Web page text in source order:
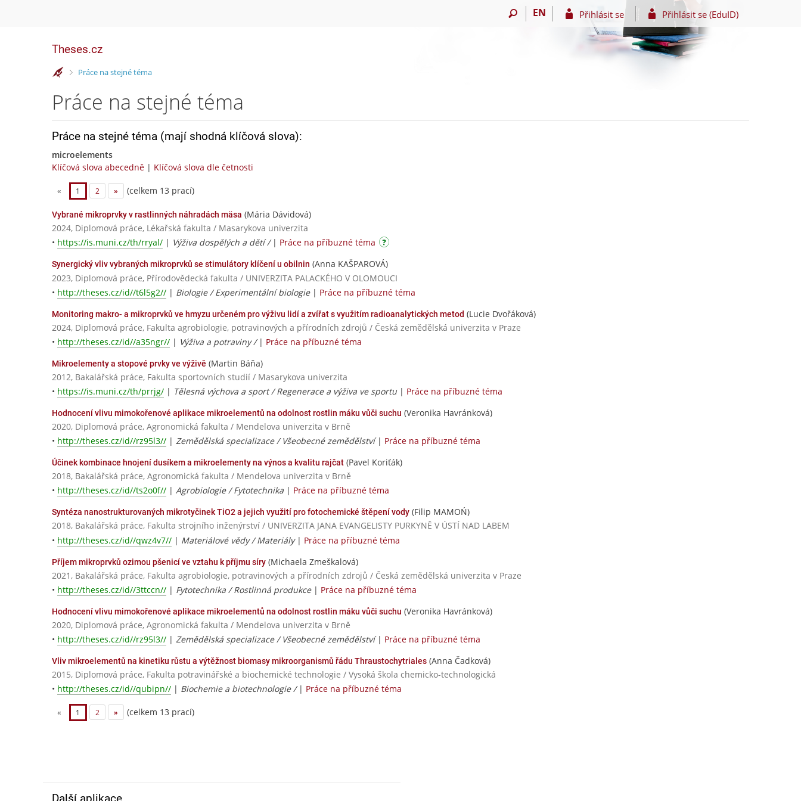
EN Přihlásit se Přihlásit se (EduID)
Theses.cz
>Práce na stejné téma
Práce na stejné téma
Práce na stejné téma (mají shodná klíčová slova):
microelements
Klíčová slova abecedně | Klíčová slova dle četnosti
« 1 2 » (celkem 13 prací)
Vybrané mikroprvky v rastlinných náhradách mäsa (Mária Dávidová)
2024, Diplomová práce, Lékařská fakulta / Masarykova univerzita
• https://is.muni.cz/th/rryal/ | Výživa dospělých a dětí / | Práce na příbuzné téma
Synergický vliv vybraných mikroprvků se stimulátory klíčení u obilnin (Anna KAŠPAROVÁ)
2023, Diplomová práce, Přírodovědecká fakulta / UNIVERZITA PALACKÉHO V OLOMOUCI
• http://theses.cz/id//t6l5g2// | Biologie / Experimentální biologie| Práce na příbuzné téma
Monitoring makro- a mikroprvků ve hmyzu určeném pro výživu lidí a zvířat s využitím radioanalytických metod (Lucie Dvořáková)
2024, Diplomová práce, Fakulta agrobiologie, potravinových a přírodních zdrojů / Česká zemědělská univerzita v Praze
• http://theses.cz/id//a35ngr// | Výživa a potraviny / | Práce na příbuzné téma
Mikroelementy a stopové prvky ve výživě (Martin Báňa)
2012, Bakalářská práce, Fakulta sportovních studií / Masarykova univerzita
• https://is.muni.cz/th/prrjg/ | Tělesná výchova a sport / Regenerace a výživa ve sportu | Práce na příbuzné téma
Hodnocení vlivu mimokořenové aplikace mikroelementů na odolnost rostlin máku vůči suchu (Veronika Havránková)
2020, Diplomová práce, Agronomická fakulta / Mendelova univerzita v Brně
• http://theses.cz/id//rz95l3// | Zemědělská specializace / Všeobecné zemědělství| Práce na příbuzné téma
Účinek kombinace hnojení dusíkem a mikroelementy na výnos a kvalitu rajčat (Pavel Koriťák)
2018, Bakalářská práce, Agronomická fakulta / Mendelova univerzita v Brně
• http://theses.cz/id//ts2o0f// | Agrobiologie / Fytotechnika | Práce na příbuzné téma
Syntéza nanostrukturovaných mikrotyčinek TiO2 a jejich využití pro fotochemické štěpení vody (Filip MAMOŃ)
2018, Bakalářská práce, Fakulta strojního inženýrství / UNIVERZITA JANA EVANGELISTY PURKYNĚ V ÚSTÍ NAD LABEM
• http://theses.cz/id//qwz4v7// | Materiálové vědy / Materiály| Práce na příbuzné téma
Příjem mikroprvků ozimou pšenicí ve vztahu k příjmu síry (Michaela Zmeškalová)
2021, Bakalářská práce, Fakulta agrobiologie, potravinových a přírodních zdrojů / Česká zemědělská univerzita v Praze
• http://theses.cz/id//3ttccn// | Fytotechnika / Rostlinná produkce| Práce na příbuzné téma
Hodnocení vlivu mimokořenové aplikace mikroelementů na odolnost rostlin máku vůči suchu (Veronika Havránková)
2020, Diplomová práce, Agronomická fakulta / Mendelova univerzita v Brně
• http://theses.cz/id//rz95l3// | Zemědělská specializace / Všeobecné zemědělství| Práce na příbuzné téma
Vliv mikroelementů na kinetiku růstu a výtěžnost biomasy mikroorganismů řádu Thraustochytriales (Anna Čadková)
2015, Diplomová práce, Fakulta potravinářské a biochemické technologie / Vysoká škola chemicko-technologická
• http://theses.cz/id//qubipn// | Biochemie a biotechnologie / | Práce na příbuzné téma
« 1 2 » (celkem 13 prací)